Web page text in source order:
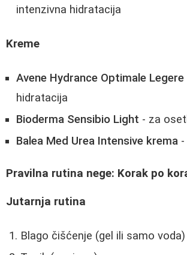
intenzivna hidratacija
Kreme
Avene Hydrance Optimale Legere
hidratacija
Bioderma Sensibio Light - za
Balea Med Urea Intensive krema
Pravilna rutina nege: Korak po
Jutarnja rutina
Blago čišćenje (gel ili samo voda)